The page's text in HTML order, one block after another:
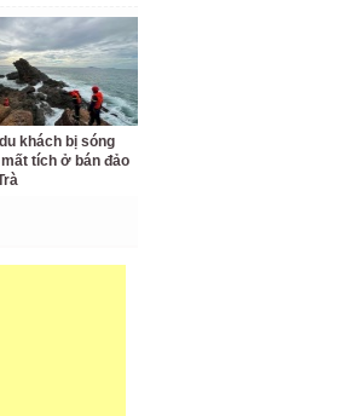
khách bị sóng
tích ở bán đảo